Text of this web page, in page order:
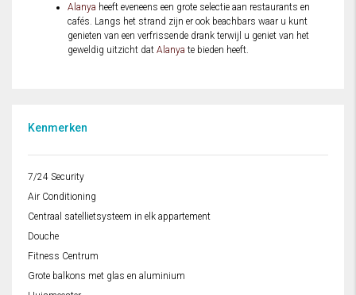
Alanya heeft eveneens een grote selectie aan restaurants en
cafés. Langs het strand zijn er ook beachbars waar u kunt
genieten van een verfrissende drank terwijl u geniet van het
geweldig uitzicht dat Alanya te bieden heeft.
Kenmerken
7/24 Security
Air Conditioning
Centraal satellietsysteem in elk appartement
Douche
Fitness Centrum
Grote balkons met glas en aluminium